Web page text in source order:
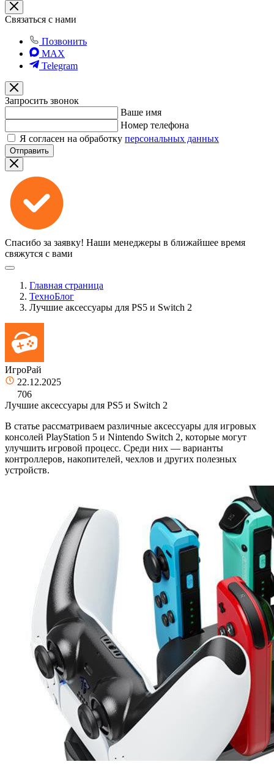
Связаться с нами
Позвонить
MAX
Telegram
Запросить звонок
Ваше имя
Номер телефона
Я согласен на обработку персональных данных
Отправить
Спасибо за заявку! Наши менеджеры в ближайшее время
свяжутся с вами
Главная страница
ТехноБлог
Лучшие аксессуары для PS5 и Switch 2
ИгроРай
22.12.2025
706
Лучшие аксессуары для PS5 и Switch 2
В статье рассматриваем различные аксессуары для игровых
консолей PlayStation 5 и Nintendo Switch 2, которые могут
улучшить игровой процесс. Среди них — варианты
контроллеров, накопителей, чехлов и других полезных
устройств.